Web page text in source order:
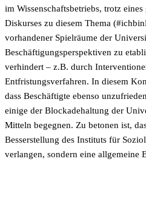
im Wissenschaftsbetriebs, trotz
Diskurses zu diesem Thema
vorhandener Spielräume der
Beschäftigungsperspektiven zu
verhindert – z.B. durch
Entfristungsverfahren. In diesem
dass Beschäftigte ebenso
einige der Blockadehaltung der
Mitteln begegnen. Zu betonen ist,
Besserstellung des Instituts für
verlangen, sondern eine allgemeine